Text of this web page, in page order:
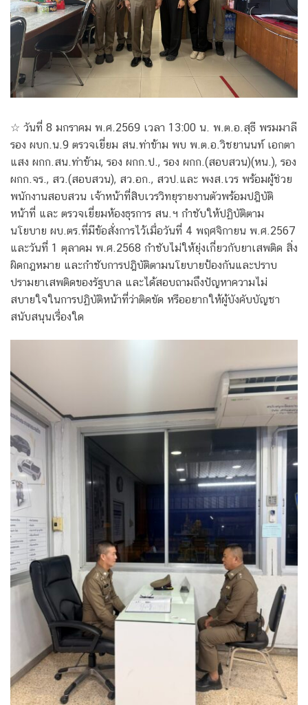
☆ วันที่ 8 มกราคม พ.ศ.2569 เวลา 13:00 น. พ.ต.อ.สุธี พรมมาลี
รอง ผบก.น.9 ตรวจเยี่ยม สน.ท่าข้าม พบ พ.ต.อ.วิชยานนท์ เอกตา
แสง ผกก.สน.ท่าข้าม, รอง ผกก.ป., รอง ผกก.(สอบสวน)(หน.), รอง
ผกก.จร., สว.(สอบสวน), สว.อก., สวป.และ พงส.เวร พร้อมผู้ช่วย
พนักงานสอบสวน เจ้าหน้าที่สิบเวรวิทยุรายงานตัวพร้อมปฎิบัติ
หน้าที่ และ ตรวจเยี่ยมห้องธุรการ สน.ฯ กำชับให้ปฏิบัติตาม
นโยบาย ผบ.ตร.ที่มีข้อสั่งการไว้เมื่อวันที่ 4 พฤศจิกายน พ.ศ.2567
และวันที่ 1 ตุลาคม พ.ศ.2568 กำชับไม่ให้ยุ่งเกี่ยวกับยาเสพติด สิ่ง
ผิดกฎหมาย และกำชับการปฎิบัติตามนโยบายป้องกันและปราบ
ปรามยาเสพติดของรัฐบาล และได้สอบถามถึงปัญหาความไม่
สบายใจในการปฏิบัติหน้าที่ว่าติดขัด หรืออยากให้ผู้บังคับบัญชา
สนับสนุนเรื่องใด